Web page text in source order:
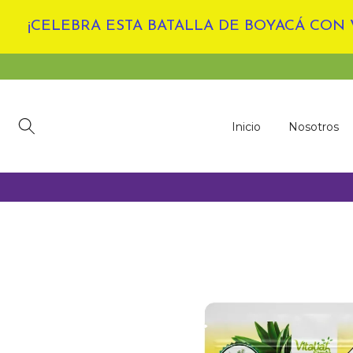
contenido
¡CELEBRA ESTA BATALLA DE BOYACÁ CON
Inicio Nosotros